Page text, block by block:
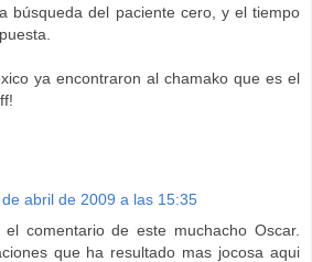
búsqueda del paciente cero, y el tiempo
ya encontraron al chamako que es el
abril de 2009 a las 15:35
comentario de este muchacho Oscar.
que ha resultado mas jocosa aqui